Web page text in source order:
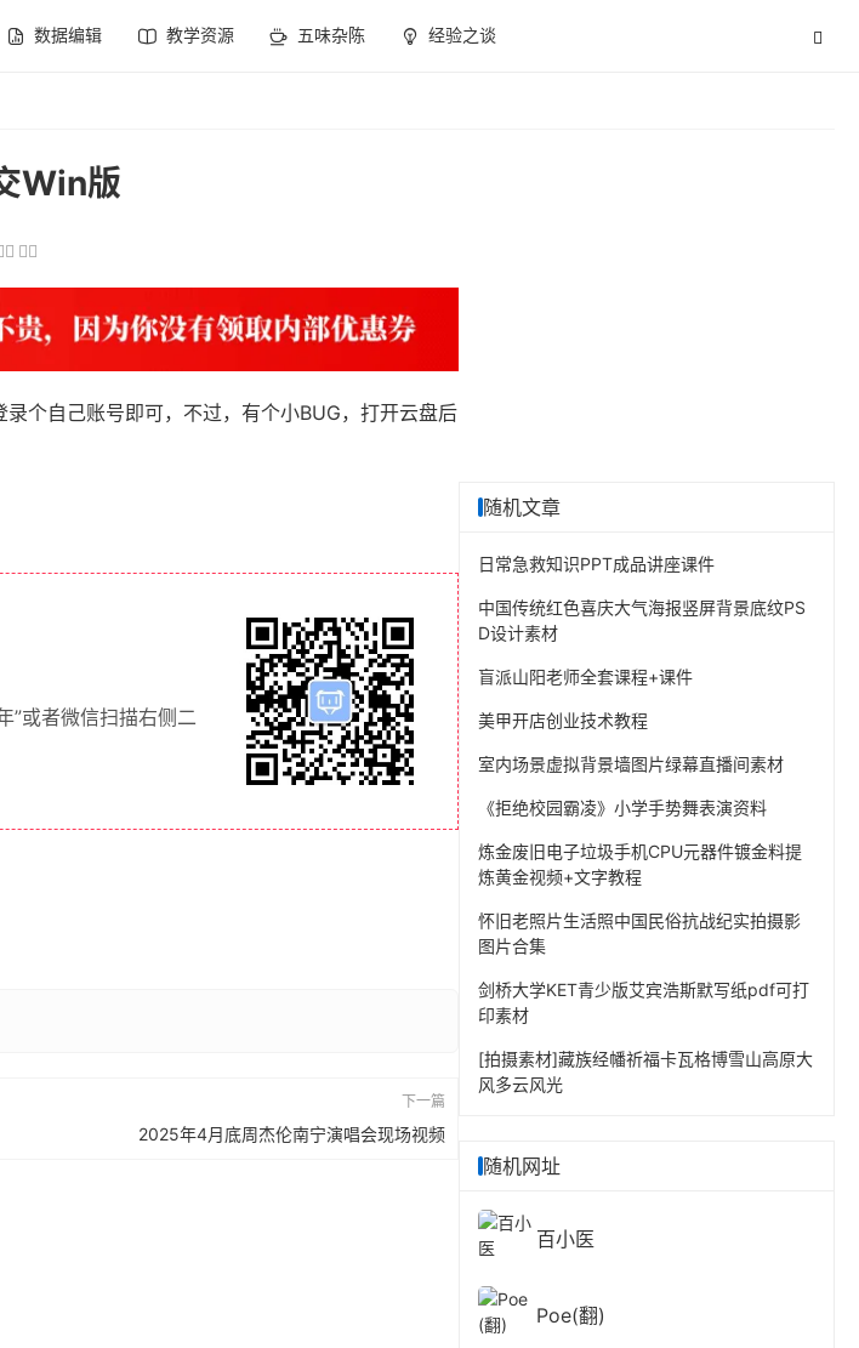
数据编辑 教学资源 五味杂陈 经验之谈
Win版
个自己账号即可，不过，有个小BUG，打开云盘后
”或者微信扫描右侧二
下一篇
2025年4月底周杰伦南宁演唱会现场视频
随机文章
日常急救知识PPT成品讲座课件
中国传统红色喜庆大气海报竖屏背景底纹PS
D设计素材
盲派山阳老师全套课程+课件
美甲开店创业技术教程
室内场景虚拟背景墙图片绿幕直播间素材
《拒绝校园霸凌》小学手势舞表演资料
炼金废旧电子垃圾手机CPU元器件镀金料提
炼黄金视频+文字教程
怀旧老照片生活照中国民俗抗战纪实拍摄影
图片合集
剑桥大学KET青少版艾宾浩斯默写纸pdf可打
印素材
[拍摄素材]藏族经幡祈福卡瓦格博雪山高原大
风多云风光
随机网址
百小医
Poe(翻)